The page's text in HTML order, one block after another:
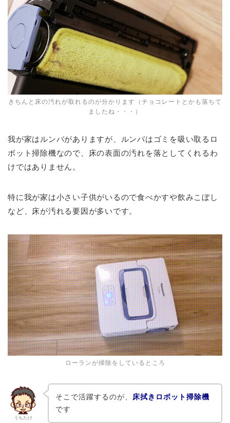
きちんと床の汚れが取れるのが分かります（チョコレートとかも落ちて
ましたね・・・）
我が家はルンバがありますが、ルンバはゴミを吸い取るロ
ボット掃除機なので、床の表面の汚れを落としてくれるわ
けではありません。
特に我が家は小さい子供がいるので食べかすや飲みこぼし
など、床が汚れる要因が多いです。
ローランが掃除をしているところ
うちたけ
そこで活躍するのが、 床拭きロボット掃除機
です